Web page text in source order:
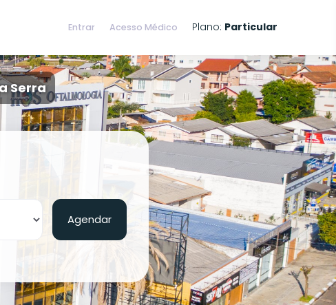
Entrar Acesso Médico Plano: Particular
Serra
Agendar